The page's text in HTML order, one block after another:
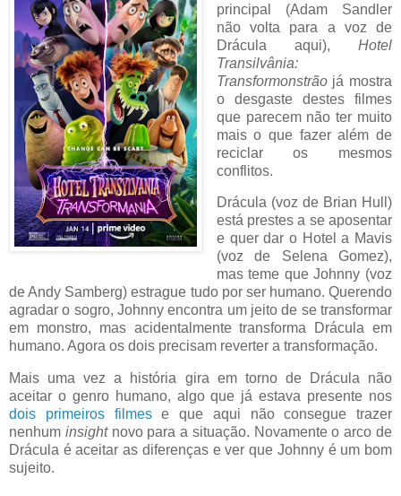
principal (Adam Sandler
não volta para a voz de
Drácula aqui), Hotel
Transilvânia:
Transformonstrãojá mostra
o desgaste destes filmes
que parecem não ter muito
mais o que fazer além de
reciclar os mesmos
conflitos.
Drácula (voz de Brian Hull)
está prestes a se aposentar
e quer dar o Hotel a Mavis
(voz de Selena Gomez),
mas teme que Johnny (voz
de Andy Samberg) estrague tudo por ser humano. Querendo
agradar o sogro, Johnny encontra um jeito de se transformar
em monstro, mas acidentalmente transforma Drácula em
humano. Agora os dois precisam reverter a transformação.
Mais uma vez a história gira em torno de Drácula não
aceitar o genro humano, algo que já estava presente nos
dois primeiros filmese que aqui não consegue trazer
nenhum insightnovo para a situação. Novamente o arco de
Drácula é aceitar as diferenças e ver que Johnny é um bom
sujeito.